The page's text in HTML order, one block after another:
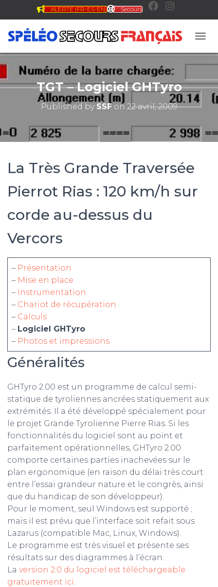
ALERTE (FR-ES-EN) Secours
F
c
e
b
o
k
I
s
t
a
r
TGT – Logiciel GHTyro
Published by SSFon 22 avril, 2009
La Très Grande Traversée
Pierrot Rias : 120 km/h sur
corde au-dessus du
Vercors
– Présentation
– Mise en place
– Instrumentation
– Chariot de récupération
– Calculs
– Logiciel GHTyro
– Photos et impressions
Généralités
GHTyro 2.00 est un programme de calcul semi-
statique de tyroliennes ancrées statiquement aux
extrémités. Il a été développé spécialement pour
le projet Grande Tyrolienne Pierre Rias. Si les
fonctionnalités du logiciel sont au point et
parfaitement opérationnelles, GHTyro 2.00
comporte certaines parties inachevées sur le
plan ergonomique (en raison du délai très court
entre l’essai grandeur nature et le congrès, ainsi
que du handicap de son développeur).
Pour le moment, seul Windows est supporté ;
mais il est prévu que l’interface soit refait sous
Lazarus (compatible Mac, Linux, Windows).
Le programme est très visuel et présente ses
résultats sur des diagrammes à l’écran.
La version 2.0 du logiciel est téléchargeable
gratuitement ici.